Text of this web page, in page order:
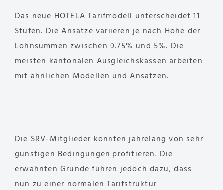
Das neue HOTELA Tarifmodell unterscheidet 11
Stufen. Die Ansätze variieren je nach Höhe der
Lohnsummen zwischen 0.75% und 5%. Die
meisten kantonalen Ausgleichskassen arbeiten
mit ähnlichen Modellen und Ansätzen.
Die SRV-Mitglieder konnten jahrelang von sehr
günstigen Bedingungen profitieren. Die
erwähnten Gründe führen jedoch dazu, dass
nun zu einer normalen Tarifstruktur